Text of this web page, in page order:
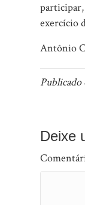
participar,
exercício
Antônio
Deixe